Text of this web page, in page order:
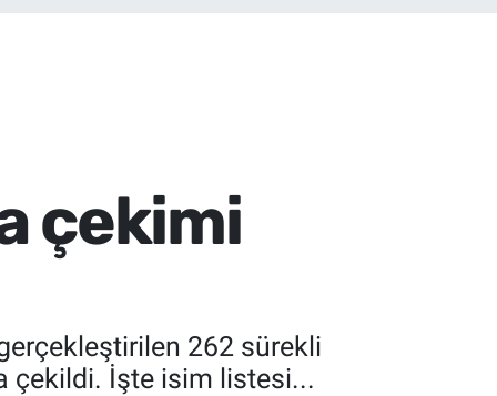
çekimi
262 sürekli
çekildi. İşte isim listesi...